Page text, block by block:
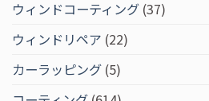
ウィンドコーティング (37)
ウィンドリペア (22)
カーラッピング (5)